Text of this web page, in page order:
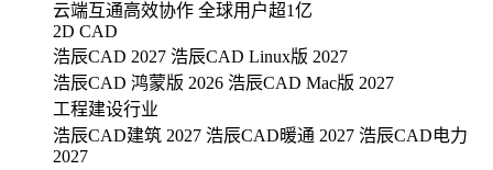
云端互通高效协作 全球用户超1亿
2D CAD
浩辰CAD 2027 浩辰CAD Linux版 2027
浩辰CAD 鸿蒙版 2026 浩辰CAD Mac版 2027
工程建设行业
浩辰CAD建筑 2027 浩辰CAD暖通 2027 浩辰CAD电力
2027